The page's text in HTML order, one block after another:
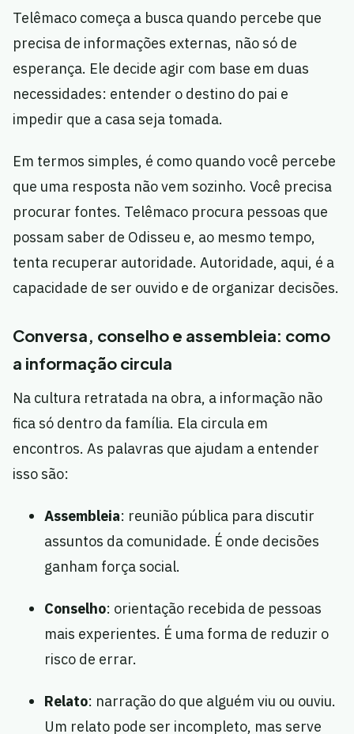
Telêmaco começa a busca quando percebe que
precisa de informações externas, não só de
esperança. Ele decide agir com base em duas
necessidades: entender o destino do pai e
impedir que a casa seja tomada.
Em termos simples, é como quando você percebe
que uma resposta não vem sozinho. Você precisa
procurar fontes. Telêmaco procura pessoas que
possam saber de Odisseu e, ao mesmo tempo,
tenta recuperar autoridade. Autoridade, aqui, é a
capacidade de ser ouvido e de organizar decisões.
Conversa, conselho e assembleia: como
a informação circula
Na cultura retratada na obra, a informação não
fica só dentro da família. Ela circula em
encontros. As palavras que ajudam a entender
isso são:
Assembleia: reunião pública para discutir
assuntos da comunidade. É onde decisões
ganham força social.
Conselho: orientação recebida de pessoas
mais experientes. É uma forma de reduzir o
risco de errar.
Relato: narração do que alguém viu ou ouviu.
Um relato pode ser incompleto, mas serve